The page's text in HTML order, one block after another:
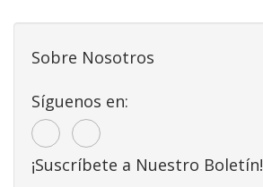
Sobre Nosotros
Síguenos en:
¡Suscríbete a Nuestro Boletín!